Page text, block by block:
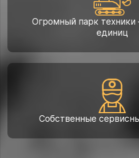
Огромный парк
единиц
Собственные